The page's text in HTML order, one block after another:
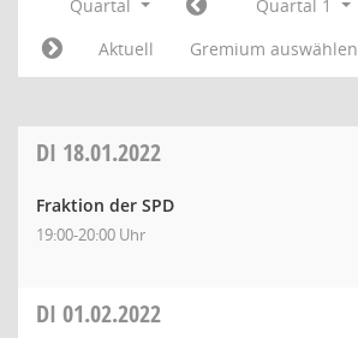
Quartal Quartal 1
Aktuell
Gremium auswählen
DI 18.01.2022
Fraktion der SPD
19:00-20:00 Uhr
DI 01.02.2022